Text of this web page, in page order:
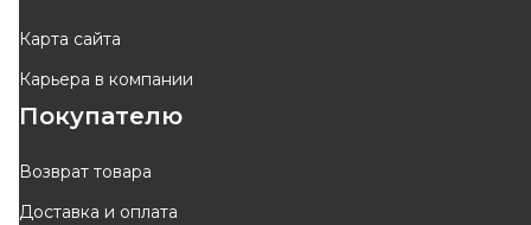
ожидаем поставку
Карта сайта
Карьера в компании
Покупателю
Возврат товара
Доставка и оплата